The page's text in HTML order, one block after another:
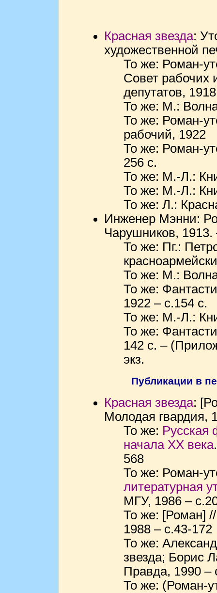
Красная звезда:
художественной
То же: Роман-
Совет рабочих
депутатов,
То же: М.:
То же: Роман-
рабочий, 1922
То же: Роман-
256 с.
То же: М.-Л.:
То же: М.-Л.:
То же: Л.:
Инженер Мэнни:
Чарушников, 1913.
То же: Пг.:
То же: М.:
То же:
1922 – с.154 с.
То же: М.-Л.:
То же:
142 с. –
экз.
Публикации в
Красная звезда:
Молодая гвардия,
То же: Русская
начала ХХ века
568
То же: Роман-
литературная
МГУ, 1986 –
То же: [Роман]
1988 – с.43-172
То же:
звезда; Борис
Правда, 1990 –
То же: (Роман-